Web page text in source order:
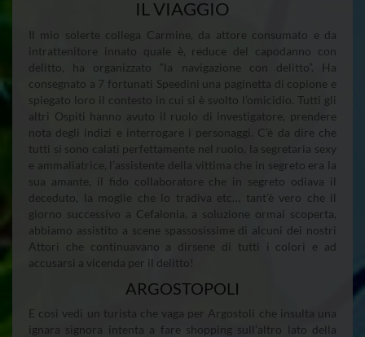
IL VIAGGIO
Il mio solerte collega Carmine, da attore consumato e da
intrattenitore innato quale è, reduce del capodanno con
delitto, ha organizzato “la navigazione con delitto”. Ha
consegnato a 7 fortunati Speedini una paginetta di copione e
spiegato loro il contesto in cui si è svolto l’omicidio. Tutti gli
altri Ospiti hanno avuto il ruolo di investigatore, prendere
nota degli indizi e interrogare i personaggi. C’è da dire che
tutti si sono calati perfettamente nel ruolo, la segretaria sexy
e ammaliatrice, l’assistente della vittima che in segreto era la
sua amante, il fido collaboratore che in segreto odiava il
deceduto, la moglie che lo tradiva etc… tant’è vero che il
giorno successivo a Cefalonia, a soluzione ormai scoperta,
abbiamo assistito a scene spassosissime di alcuni dei nostri
Attori che continuavano a dirsene di tutti i colori e ad
accusarsi a vicenda per il delitto!
ARGOSTOPOLI
E così vedi un turista che vaga per Argostoli che insulta una
ignara signora intenta a fare shopping sull’altro lato della